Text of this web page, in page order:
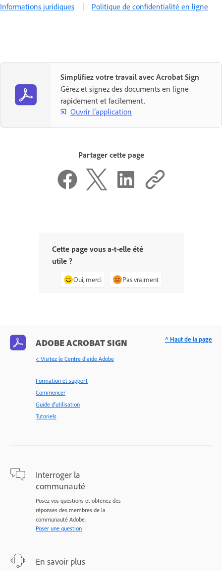
Informations juridiques | Politique de confidentialité en ligne
Simplifiez votre travail avec Acrobat Sign
Gérez et signez des documents en ligne
rapidement et facilement.
Ouvrir l’application
Partager cette page
Cette page vous a-t-elle été
utile ?
Oui, merci Pas vraiment
ADOBE ACROBAT SIGN
< Visitez le Centre d’aide Adobe
Formation et support
Commencer
Guide d'utilisation
Tutoriels
Interroger la
communauté
Posez vos questions et obtenez des
réponses des membres de la
communauté Adobe.
Poser une question
En savoir plus
^ Haut de la page